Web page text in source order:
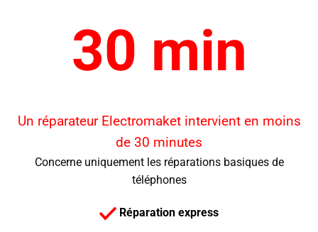
30 min
Un réparateur Electromaket intervient en moins
de 30 minutes
Concerne uniquement les réparations basiques de
téléphones
Réparation express